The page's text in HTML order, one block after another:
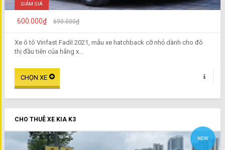
GIẢM GIÁ
600.000₫ 690.000₫
Xe ô tô Vinfast Fadil 2021, mẫu xe hatchback cỡ nhỏ dành cho đô
thị đầu tiên của hãng x...
CHO THUÊ XE KIA K3
NEW